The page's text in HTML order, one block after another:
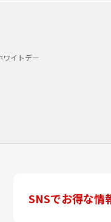
ワイトデー
SNSでお得な情